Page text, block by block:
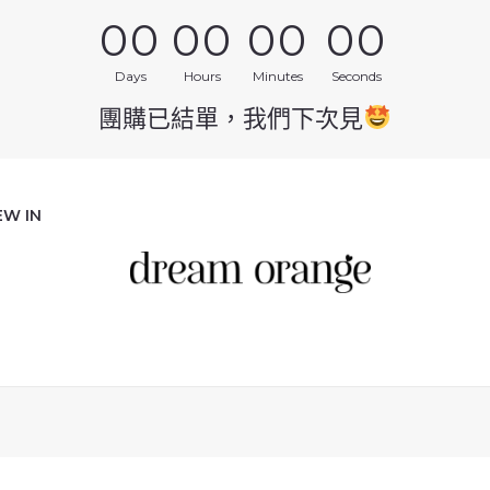
00
Days
00
Hours
00
Minutes
00
Seconds
團購已結單，我們下次見
IN